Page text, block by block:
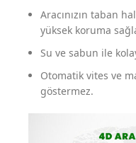
Aracınızın taban
yüksek koruma
Su ve sabun ile
Otomatik vites ve
göstermez.